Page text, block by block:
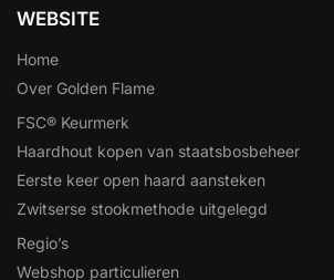
WEBSITE
Home
Over Golden Flame
FSC® Keurmerk
Haardhout kopen van staatsbosbeheer
Eerste keer open haard aansteken
Zwitserse stookmethode uitgelegd
Regio’s
Webshop particulieren